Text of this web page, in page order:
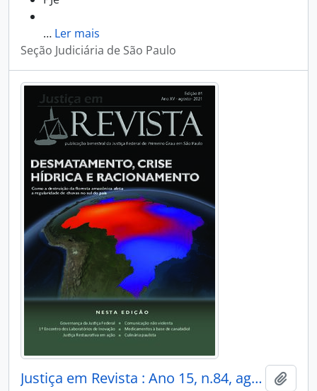
… Ler mais
Seção Judiciária de São Paulo
Justiça em Revista : Ano 15, n.84, ago. 2021